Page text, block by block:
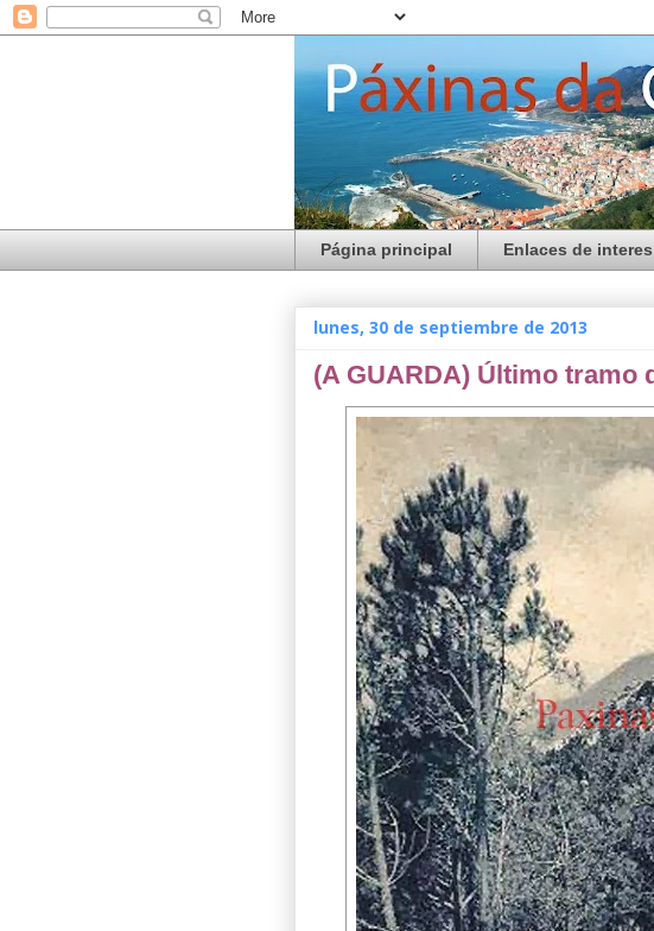
Página principal Enlaces de interes
lunes, 30 de septiembre de 2013
(A GUARDA) Último tramo